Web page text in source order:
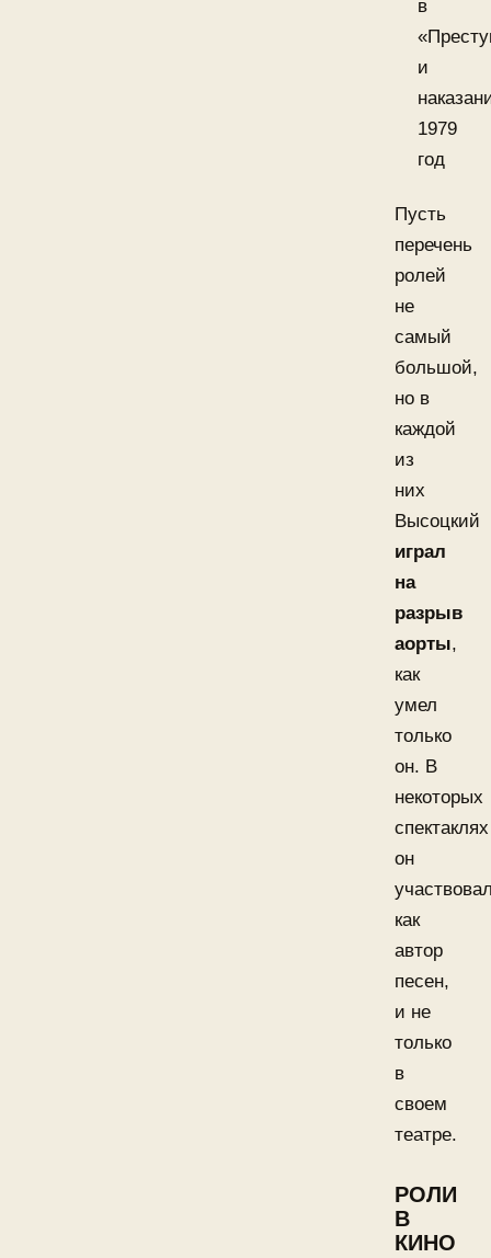
в
и
1979
год
Пусть
перечень
ролей
не
самый
большой,
но в
каждой
из
них
Высоцкий
играл
на
разрыв
аорты,
как
умел
только
он. В
некоторых
спектаклях
он
как
автор
песен,
и не
только
в
своем
театре.
РОЛИ
В
КИНО